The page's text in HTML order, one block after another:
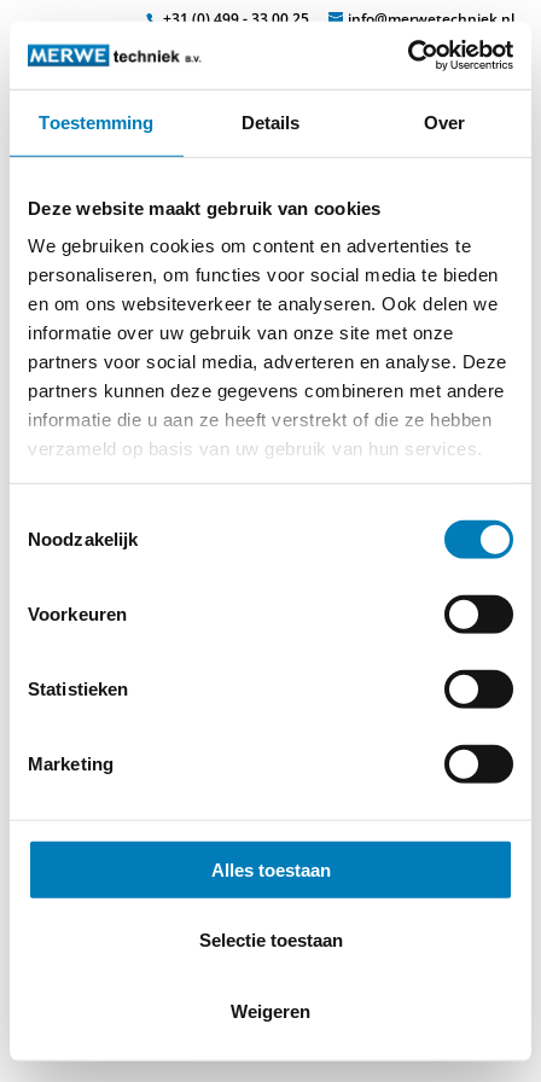
Toestemming Details Over
Deze website maakt gebruik van cookies
We gebruiken cookies om content en advertenties te
personaliseren, om functies voor social media te bieden
en om ons websiteverkeer te analyseren. Ook delen we
informatie over uw gebruik van onze site met onze
partners voor social media, adverteren en analyse. Deze
partners kunnen deze gegevens combineren met andere
informatie die u aan ze heeft verstrekt of die ze hebben
verzameld op basis van uw gebruik van hun services.
Noodzakelijk
Voorkeuren
Statistieken
Marketing
Alles toestaan
Selectie toestaan
Weigeren
+31 (0) 499 - 33 00 25 info@merwetechniek.nl
Veelzijdig in elektrotechnische producten
zp_ladesteckkom
© 2026MERWEtechniek B.V.-Disclaimer-Privacy Policy-
Cookieverklaring-Verdere contact gegevens